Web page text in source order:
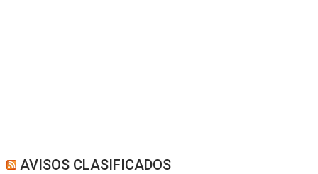
AVISOS CLASIFICADOS